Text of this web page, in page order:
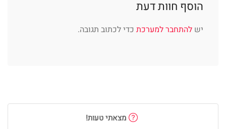
הוסף חוות דעת
יש להתחבר למערכת כדי לכתוב תגובה.
מצאתי טעות!